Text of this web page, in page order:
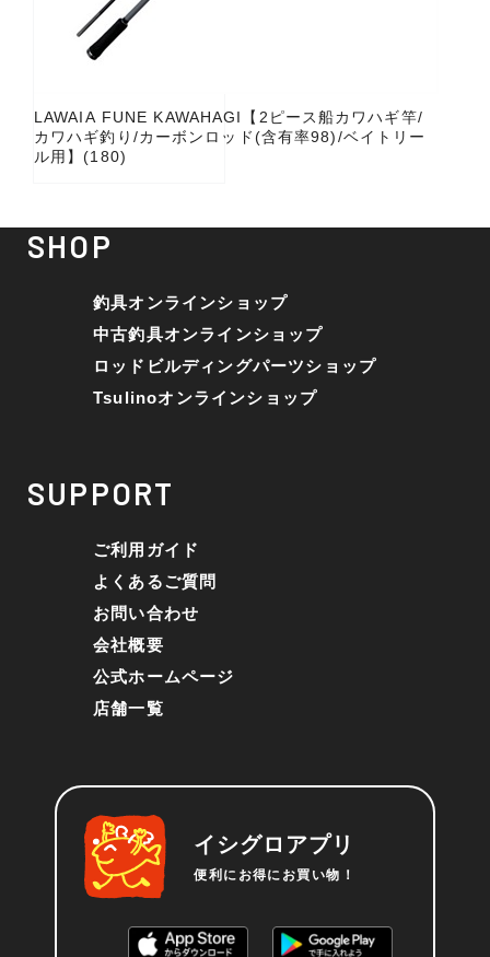
LAWAIA FUNE KAWAHAGI【2ピース船カワハギ竿/
カワハギ釣り/カーボンロッド(含有率98)/ベイトリー
ル用】(180)
SHOP
釣具オンラインショップ
中古釣具オンラインショップ
ロッドビルディングパーツショップ
Tsulinoオンラインショップ
SUPPORT
ご利用ガイド
よくあるご質問
お問い合わせ
会社概要
公式ホームページ
店舗一覧
イシグロアプリ
便利にお得にお買い物！